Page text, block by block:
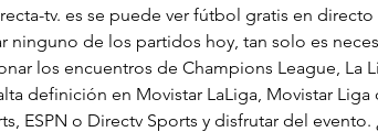
tv. es se puede ver fútbol gratis en
ninguno de los partidos hoy, tan solo es
los encuentros de Champions League, La
definición en Movistar LaLiga, Movistar Liga
ESPN o Directv Sports y disfrutar del